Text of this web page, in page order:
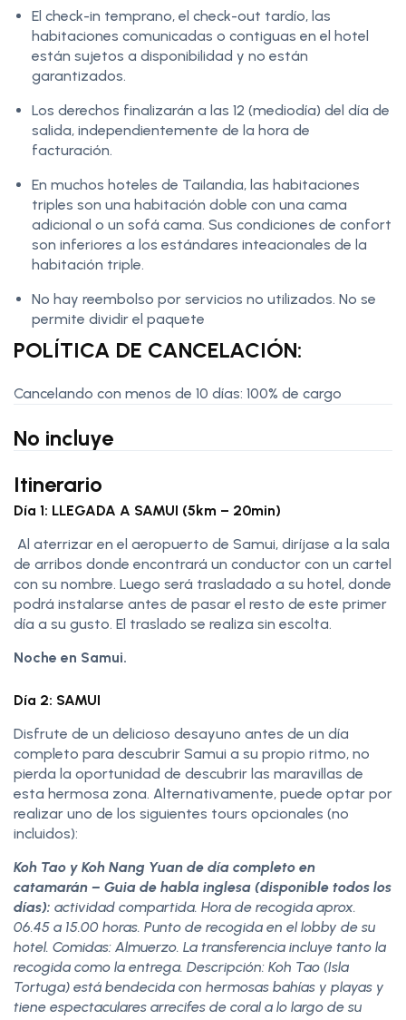
El check-in temprano, el check-out tardío, las
habitaciones comunicadas o contiguas en el hotel
están sujetos a disponibilidad y no están
garantizados.
Los derechos finalizarán a las 12 (mediodía) del día de
salida, independientemente de la hora de
facturación.
En muchos hoteles de Tailandia, las habitaciones
triples son una habitación doble con una cama
adicional o un sofá cama. Sus condiciones de confort
son inferiores a los estándares inteacionales de la
habitación triple.
No hay reembolso por servicios no utilizados. No se
permite dividir el paquete
POLÍTICA DE CANCELACIÓN:
Cancelando con menos de 10 días: 100% de cargo
No incluye
Itinerario
Día 1: LLEGADA A SAMUI (5km – 20min)
Al aterrizar en el aeropuerto de Samui, diríjase a la sala
de arribos donde encontrará un conductor con un cartel
con su nombre. Luego será trasladado a su hotel, donde
podrá instalarse antes de pasar el resto de este primer
día a su gusto. El traslado se realiza sin escolta.
Noche en Samui.
Día 2: SAMUI
Disfrute de un delicioso desayuno antes de un día
completo para descubrir Samui a su propio ritmo, no
pierda la oportunidad de descubrir las maravillas de
esta hermosa zona. Alternativamente, puede optar por
realizar uno de los siguientes tours opcionales (no
incluidos):
Koh Tao y Koh Nang Yuan de día completo en
catamarán – Guia de habla inglesa (disponible todos los
días): actividad compartida. Hora de recogida aprox.
06.45 a 15.00 horas. Punto de recogida en el lobby de su
hotel. Comidas: Almuerzo. La transferencia incluye tanto la
recogida como la entrega. Descripción: Koh Tao (Isla
Tortuga) está bendecida con hermosas bahías y playas y
tiene espectaculares arrecifes de coral a lo largo de su